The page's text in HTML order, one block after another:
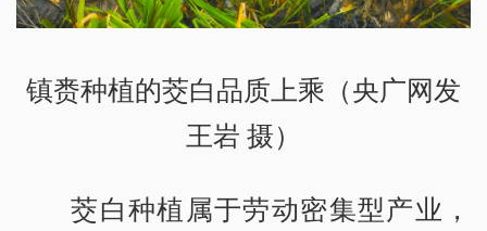
镇赉种植的茭白品质上乘（央广网发
王岩 摄）
茭白种植属于劳动密集型产业，